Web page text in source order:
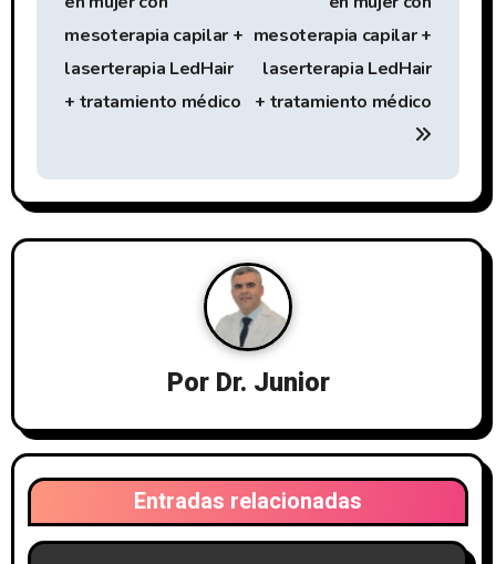
a
c
e
e
n
mesoterapia capilar +
laserterapia LedHair
+ tratamiento médico
mesoterapia capilar +
laserterapia LedHair
+ tratamiento médico
Por Dr. Junior
Entradas relacionadas